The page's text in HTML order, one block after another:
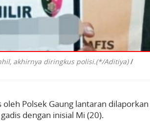
akhirnya diringkus polisi.(*/Aditiya)/
oleh Polsek Gaung lantaran dilaporkan
dengan inisial Mi (20).